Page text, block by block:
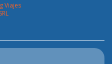
Viajes